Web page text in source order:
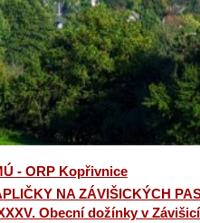
- ORP Kopřivnice
NA ZÁVIŠICKÝCH
Obecní dožínky v